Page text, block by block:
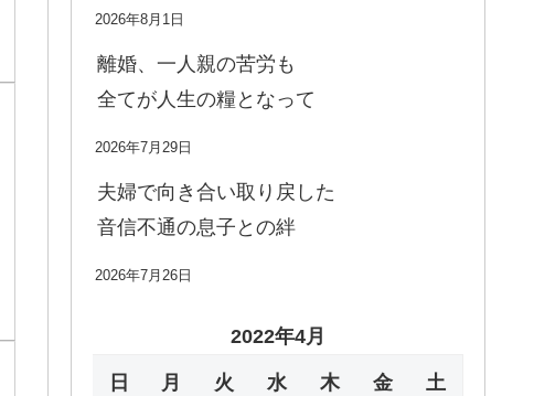
2026年8月1日
離婚、一人親の苦労も
全てが人生の糧となって
2026年7月29日
夫婦で向き合い取り戻した
音信不通の息子との絆
2026年7月26日
2022年4月
日 月 火 水 木 金 土